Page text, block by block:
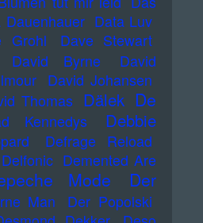
Dauenhauer Data Luv
Grohl Dave Stewart
David Byrne
David
David Johansen
Thomas Dälek De
Kennedys
Debbie
Defrage Reload
Delfonic Demented Are
Mode
Der
Man
Der Popolski